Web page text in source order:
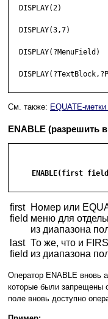
DISPLAY(2)
DISPLAY(3,7)
DISPLAY(?MenuField)
См. также: EQUATE-
ENABLE (разрешить
ENABLE(first
first
field
Номер или
меню для
из диапазона
last
field
То же, что и
из диапазона
Оператор ENABLE вновь
которые были запрещены
поле вновь доступно